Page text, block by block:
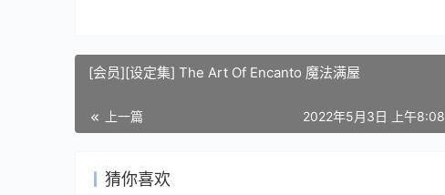
[会员][设定集] The Art Of Encanto 魔法满屋
上一篇 2022年5月3日 上午8:08
猜你喜欢